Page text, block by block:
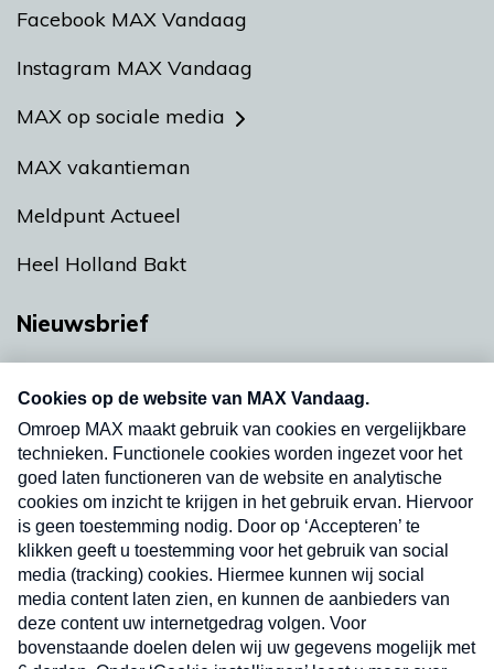
Facebook MAX Vandaag
Instagram MAX Vandaag
MAX op sociale media
MAX vakantieman
Meldpunt Actueel
Heel Holland Bakt
Nieuwsbrief
nieuwsbrief. Elke vrijdag- en dinsdagochtend in
uw mailbox.
Verzend